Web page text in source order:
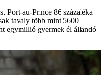
Port-au-Prince 86 százaléka
tavaly több mint 5600
egymillió gyermek él állandó